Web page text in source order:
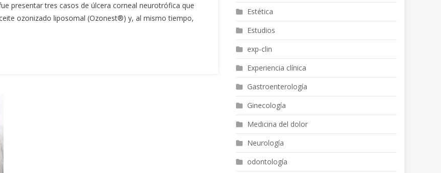
presentar tres casos de úlcera corneal neurotrófica que
ozonizado liposomal (Ozonest®) y, al mismo tiempo,
Estética
Estudios
exp-clin
Experiencia clínica
Gastroenterología
Ginecología
Medicina del dolor
Neurología
odontología